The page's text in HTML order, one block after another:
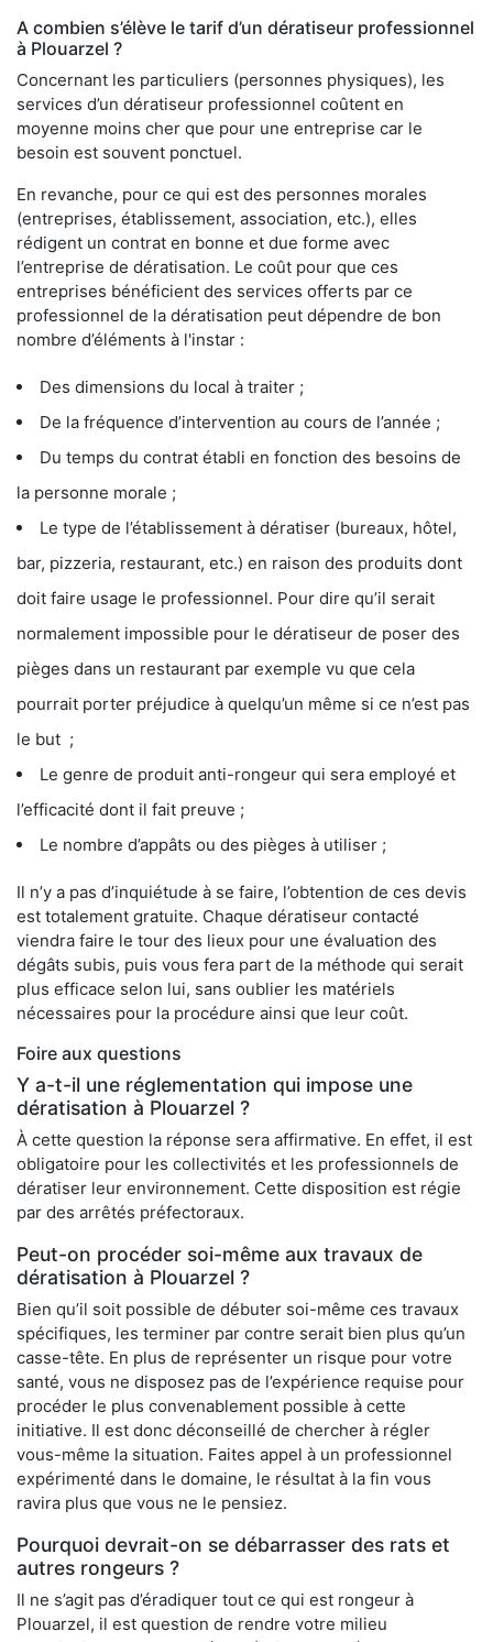
A combien s’élève le tarif d’un dératiseur professionnel
à Plouarzel ?
Concernant les particuliers (personnes physiques), les
services d’un dératiseur professionnel coûtent en
moyenne moins cher que pour une entreprise car le
besoin est souvent ponctuel.
En revanche, pour ce qui est des personnes morales
(entreprises, établissement, association, etc.), elles
rédigent un contrat en bonne et due forme avec
l’entreprise de dératisation. Le coût pour que ces
entreprises bénéficient des services offerts par ce
professionnel de la dératisation peut dépendre de bon
nombre d’éléments à l'instar :
Des dimensions du local à traiter ;
De la fréquence d’intervention au cours de l’année ;
Du temps du contrat établi en fonction des besoins de
la personne morale ;
Le type de l’établissement à dératiser (bureaux, hôtel,
bar, pizzeria, restaurant, etc.) en raison des produits dont
doit faire usage le professionnel. Pour dire qu’il serait
normalement impossible pour le dératiseur de poser des
pièges dans un restaurant par exemple vu que cela
pourrait porter préjudice à quelqu’un même si ce n’est pas
le but ;
Le genre de produit anti-rongeur qui sera employé et
l’efficacité dont il fait preuve ;
Le nombre d’appâts ou des pièges à utiliser ;
Il n’y a pas d’inquiétude à se faire, l’obtention de ces devis
est totalement gratuite. Chaque dératiseur contacté
viendra faire le tour des lieux pour une évaluation des
dégâts subis, puis vous fera part de la méthode qui serait
plus efficace selon lui, sans oublier les matériels
nécessaires pour la procédure ainsi que leur coût.
Foire aux questions
Y a-t-il une réglementation qui impose une
dératisation à Plouarzel ?
À cette question la réponse sera affirmative. En effet, il est
obligatoire pour les collectivités et les professionnels de
dératiser leur environnement. Cette disposition est régie
par des arrêtés préfectoraux.
Peut-on procéder soi-même aux travaux de
dératisation à Plouarzel ?
Bien qu’il soit possible de débuter soi-même ces travaux
spécifiques, les terminer par contre serait bien plus qu’un
casse-tête. En plus de représenter un risque pour votre
santé, vous ne disposez pas de l’expérience requise pour
procéder le plus convenablement possible à cette
initiative. Il est donc déconseillé de chercher à régler
vous-même la situation. Faites appel à un professionnel
expérimenté dans le domaine, le résultat à la fin vous
ravira plus que vous ne le pensiez.
Pourquoi devrait-on se débarrasser des rats et
autres rongeurs ?
Il ne s’agit pas d’éradiquer tout ce qui est rongeur à
Plouarzel, il est question de rendre votre milieu